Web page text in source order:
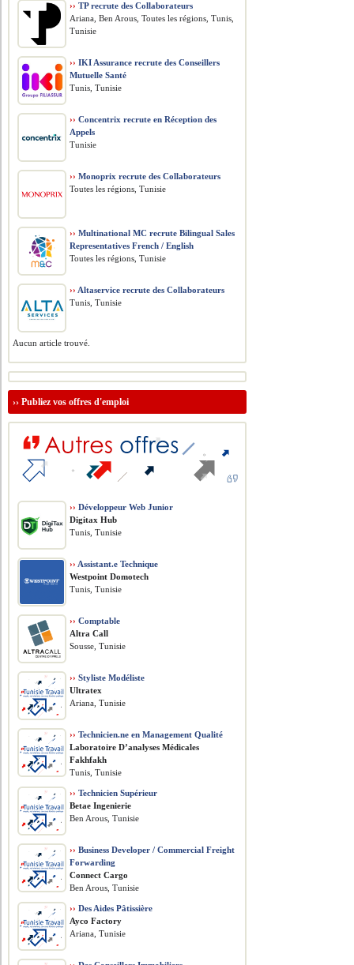
›› TP recrute des Collaborateurs
Ariana, Ben Arous, Toutes les régions, Tunis,
Tunisie
›› IKI Assurance recrute des Conseillers
Mutuelle Santé
Tunis, Tunisie
›› Concentrix recrute en Réception des
Appels
Tunisie
›› Monoprix recrute des Collaborateurs
Toutes les régions, Tunisie
›› Multinational MC recrute Bilingual Sales
Representatives French / English
Toutes les régions, Tunisie
›› Altaservice recrute des Collaborateurs
Tunis, Tunisie
Aucun article trouvé.
››Publiez vos offres d'emploi
›› Développeur Web Junior
Digitax Hub
Tunis, Tunisie
›› Assistant.e Technique
Westpoint Domotech
Tunis, Tunisie
›› Comptable
Altra Call
Sousse, Tunisie
›› Styliste Modéliste
Ultratex
Ariana, Tunisie
›› Technicien.ne en Management Qualité
Laboratoire D’analyses Médicales
Fakhfakh
Tunis, Tunisie
›› Technicien Supérieur
Betae Ingenierie
Ben Arous, Tunisie
›› Business Developer / Commercial Freight
Forwarding
Connect Cargo
Ben Arous, Tunisie
›› Des Aides Pâtissière
Ayco Factory
Ariana, Tunisie